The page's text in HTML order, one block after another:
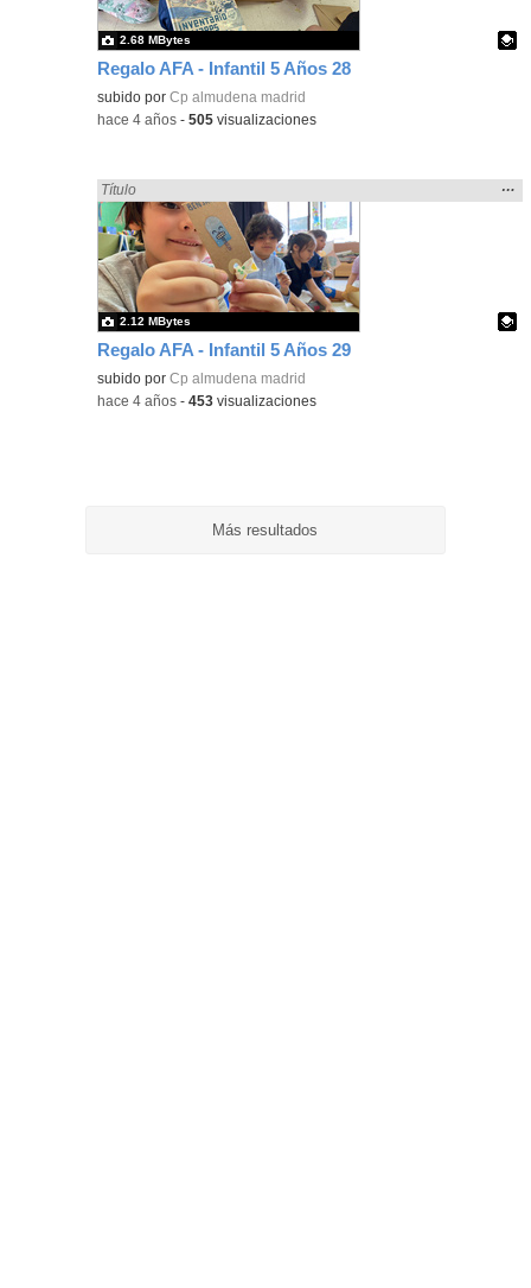
Regalo AFA - Infantil 5 Años 28
Contenido educativo.
subido porCp almudena madrid
2.68 MBytes
-hace 4 años -505 visualizaciones
Regalo AFA - Infantil 5 Años 29
Encontrado «regalo» en:
Título
la
…
Contenido educativo.
subido porCp almudena madrid
2.12 MBytes
-hace 4 años -453 visualizaciones
Más resultados